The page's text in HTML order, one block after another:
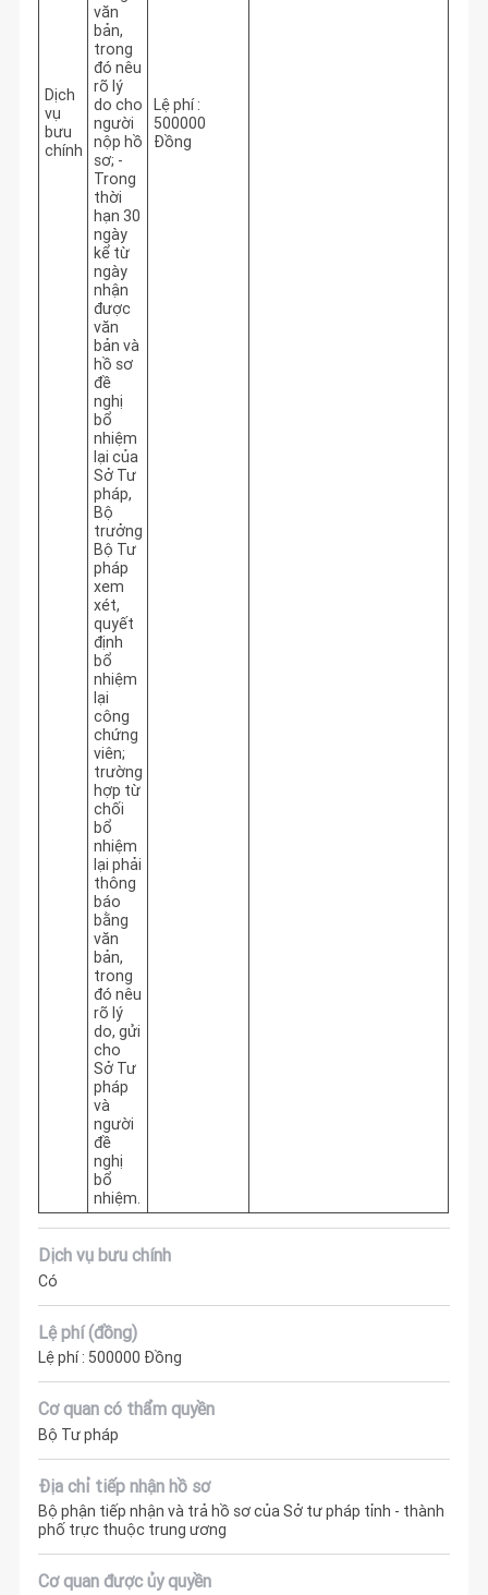
Dịch
vụ
bưu
chính
văn
bản,
trong
đó nêu
rõ lý
do cho
người
nộp hồ
sơ; -
Trong
thời
hạn 30
ngày
kể từ
ngày
nhận
được
văn
bản và
hồ sơ
đề
nghị
bổ
nhiệm
lại của
Sở Tư
pháp,
Bộ
trưởng
Bộ Tư
pháp
xem
xét,
quyết
định
bổ
nhiệm
lại
công
chứng
viên;
trường
hợp từ
chối
bổ
nhiệm
lại phải
thông
báo
bằng
văn
bản,
trong
đó nêu
rõ lý
do, gửi
cho
Sở Tư
pháp
và
người
đề
nghị
bổ
nhiệm.
Lệ phí :
500000
Đồng
Dịch vụ bưu chính
Có
Lệ phí (đồng)
Lệ phí : 500000 Đồng
Cơ quan có thẩm quyền
Bộ Tư pháp
Địa chỉ tiếp nhận hồ sơ
Bộ phận tiếp nhận và trả hồ sơ của Sở tư pháp tỉnh - thành
phố trực thuộc trung ương
Cơ quan được ủy quyền